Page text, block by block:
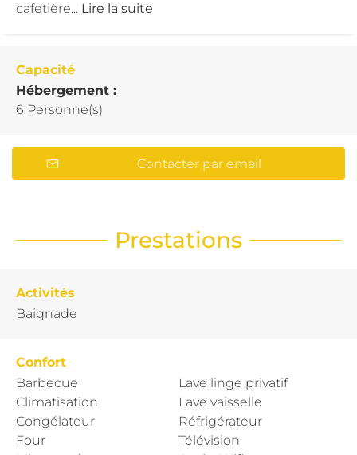
cafetière... Lire la suite
Capacité
Hébergement :
6 Personne(s)
Contacter par email
Prestations
Activités
Baignade
Confort
Barbecue
Climatisation
Congélateur
Four
Lave linge privatif
Lave vaisselle
Réfrigérateur
Télévision